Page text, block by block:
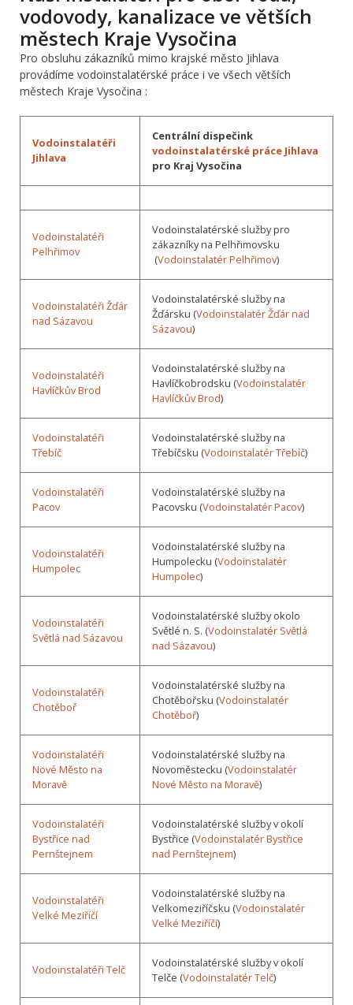
vodovody, kanalizace ve větších
městech Kraje Vysočina
Pro obsluhu zákazníků mimo krajské město Jihlava
provádíme vodoinstalatérské práce i ve všech větších
městech Kraje Vysočina :
Vodoinstalatéři
Jihlava
Centrální dispečink
vodoinstalatérské práce Jihlava
pro Kraj Vysočina
Vodoinstalatéři
Pelhřimov
Vodoinstalatérské služby pro
zákazníky na Pelhřimovsku
(Vodoinstalatér Pelhřimov)
Vodoinstalatéři Žďár
nad Sázavou
Vodoinstalatérské služby na
Žďársku (Vodoinstalatér Žďár nad
Sázavou)
Vodoinstalatéři
Havlíčkův Brod
Vodoinstalatérské služby na
Havlíčkobrodsku (Vodoinstalatér
Havlíčkův Brod)
Vodoinstalatéři
Třebíč
Vodoinstalatérské služby na
Třebíčsku (Vodoinstalatér Třebíč)
Vodoinstalatéři
Pacov
Vodoinstalatérské služby na
Pacovsku (Vodoinstalatér Pacov)
Vodoinstalatéři
Humpolec
Vodoinstalatérské služby na
Humpolecku (Vodoinstalatér
Humpolec)
Vodoinstalatéři
Světlá nad Sázavou
Vodoinstalatérské služby okolo
Světlé n. S. (Vodoinstalatér Světlá
nad Sázavou)
Vodoinstalatéři
Chotěboř
Vodoinstalatérské služby na
Chotěbořsku (Vodoinstalatér
Chotěboř)
Vodoinstalatéři
Nové Město na
Moravě
Vodoinstalatérské služby na
Novoměstecku (Vodoinstalatér
Nové Město na Moravě)
Vodoinstalatéři
Bystřice nad
Pernštejnem
Vodoinstalatérské služby v okolí
Bystřice (Vodoinstalatér Bystřice
nad Pernštejnem)
Vodoinstalatéři
Velké Meziříčí
Vodoinstalatérské služby na
Velkomeziříčsku (Vodoinstalatér
Velké Meziříčí)
Vodoinstalatéři Telč
Vodoinstalatérské služby v okolí
Telče (Vodoinstalatér Telč)